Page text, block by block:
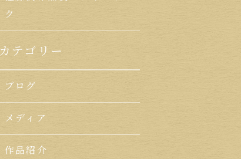
ク
カテゴリー
ブログ
メディア
作品紹介